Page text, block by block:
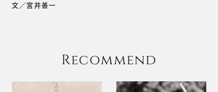
文／宮井善一
Recommend